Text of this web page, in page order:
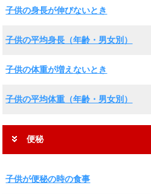
子供の身長が伸びないとき
子供の平均身長（年齢・男女別）
子供の体重が増えないとき
子供の平均体重（年齢・男女別）
便秘
子供が便秘の時の食事